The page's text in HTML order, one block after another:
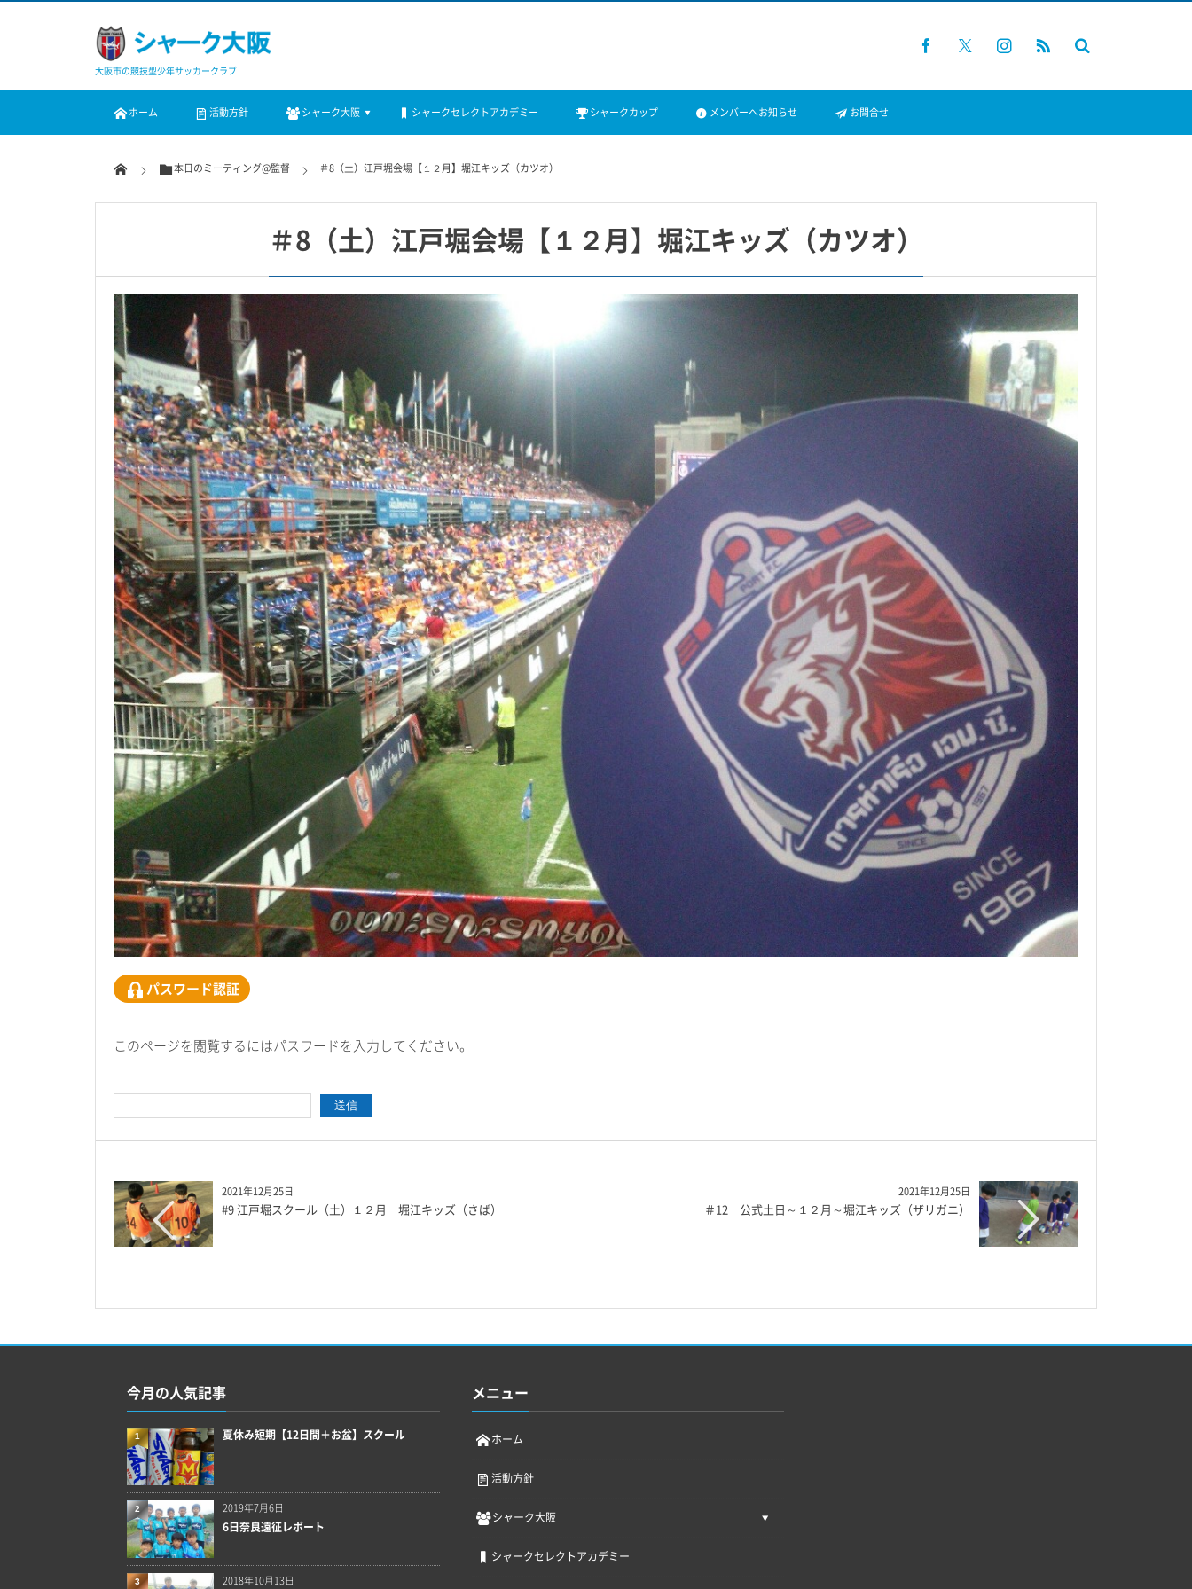
大阪市の競技型少年サッカークラブ
ホーム 活動方針 シャーク大阪 シャークセレクトアカデミー シャークカップ メンバーへお知らせ お問合せ
本日のミーティング@監督 ＃8（土）江戸堀会場【１２月】堀江キッズ（カツオ）
＃8（土）江戸堀会場【１２月】堀江キッズ（カツオ）
パスワード認証
このページを閲覧するにはパスワードを入力してください。
2021年12月25日
#9 江戸堀スクール（土）１２月 堀江キッズ（さば）
2021年12月25日
＃12 公式土日～１２月～堀江キッズ（ザリガニ）
今月の人気記事
夏休み短期【12日間＋お盆】スクール
1
2019年7月6日
6日奈良遠征レポート
2
2018年10月13日
3
メニュー
ホーム
活動方針
シャーク大阪
シャークセレクトアカデミー